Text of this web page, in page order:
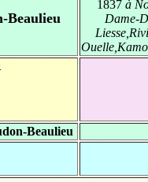
Beaulieu
1837 à
Dame-
Beaulieu